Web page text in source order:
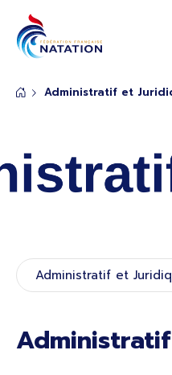
Administratif et
Rubrique de
Administratif et
Panneau de gestion des